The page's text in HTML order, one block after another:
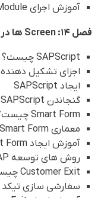
آموزش اجرای Function Module
فصل 14: Screen ها در ABAP
SAPScript چیست؟
اجزای تشکیل دهنده SAPScript
ایجاد SAPScript
گنجاندن SAPScript در برنامه SAP
Smart Form چیست؟
معماری Smart Form
آموزش ایجاد Smart Form
روش های توسعه SAP
Customer Exit چیست؟
سفارشی سازی تیکد VD01 با استفاده از Customer Exit